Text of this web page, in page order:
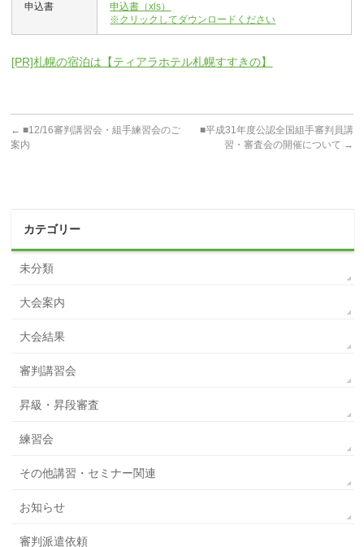
申込書
申込書（xls）
※クリックしてダウンロードください
[PR]札幌の宿泊は【ティアラホテル札幌すすきの】
← ■12/16審判講習会・組手練習会のご
案内
■平成31年度公認全国組手審判員講
習・審査会の開催について →
カテゴリー
未分類
大会案内
大会結果
審判講習会
昇級・昇段審査
練習会
その他講習・セミナー関連
お知らせ
審判派遣依頼